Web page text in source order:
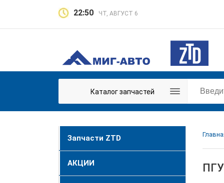
22:50 ЧТ, АВГУСТ 6
Каталог запчастей
Запчасти ZTD
АКЦИИ